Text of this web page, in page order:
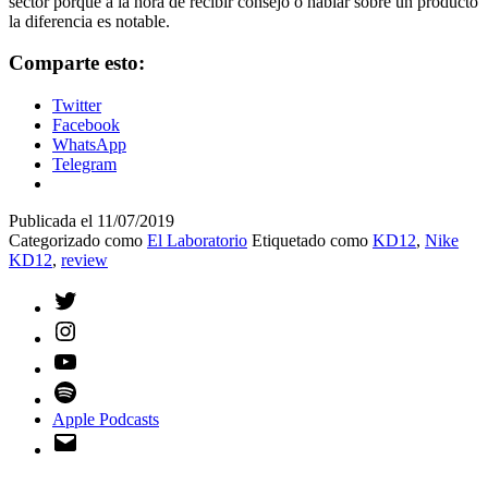
la diferencia es notable.
Comparte esto:
Twitter
Facebook
WhatsApp
Telegram
Publicada el 11/07/2019
Categorizado como El Laboratorio Etiquetado como KD12, Nike
KD12, review
Apple Podcasts